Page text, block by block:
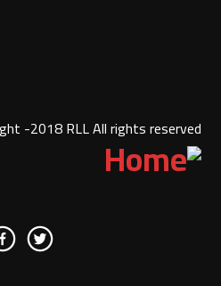
-2018 RLL All rights reserved